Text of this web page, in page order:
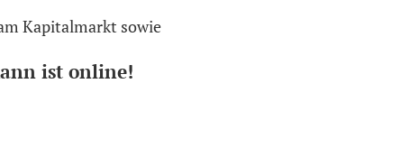
Kapitalmarkt sowie
ist online!